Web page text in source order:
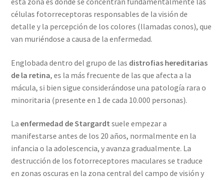
células fotorreceptoras responsables de la visión de
detalle y la percepción de los colores (llamadas conos), que
van muriéndose a causa de la enfermedad.
Englobada dentro del grupo de las distrofias hereditarias
de la retina, es la más frecuente de las que afecta a la
mácula, si bien sigue considerándose una patología rara o
minoritaria (presente en 1 de cada 10.000 personas).
Laenfermedad de Stargardt suele empezar a
manifestarse antes de los 20 años, normalmente en la
infancia o la adolescencia, y avanza gradualmente. La
destrucción de los fotorreceptores maculares se traduce
en zonas oscuras en la zona central del campo de visión y